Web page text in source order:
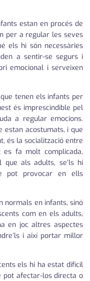
estan en procés de
per a regular les seves
els hi són necessàries
a sentir-se segurs i
emocional i serveixen
tenen els infants per
és imprescindible pel
a regular emocions.
estan acostumats, i que
és la socialització entre
es fa molt complicada,
als adults, se’ls hi
pot provocar en ells
normals en infants, sinó
com en els adults,
en joc altres aspectes
i així portar millor
els hi ha estat difícil
pot afectar-los directa o